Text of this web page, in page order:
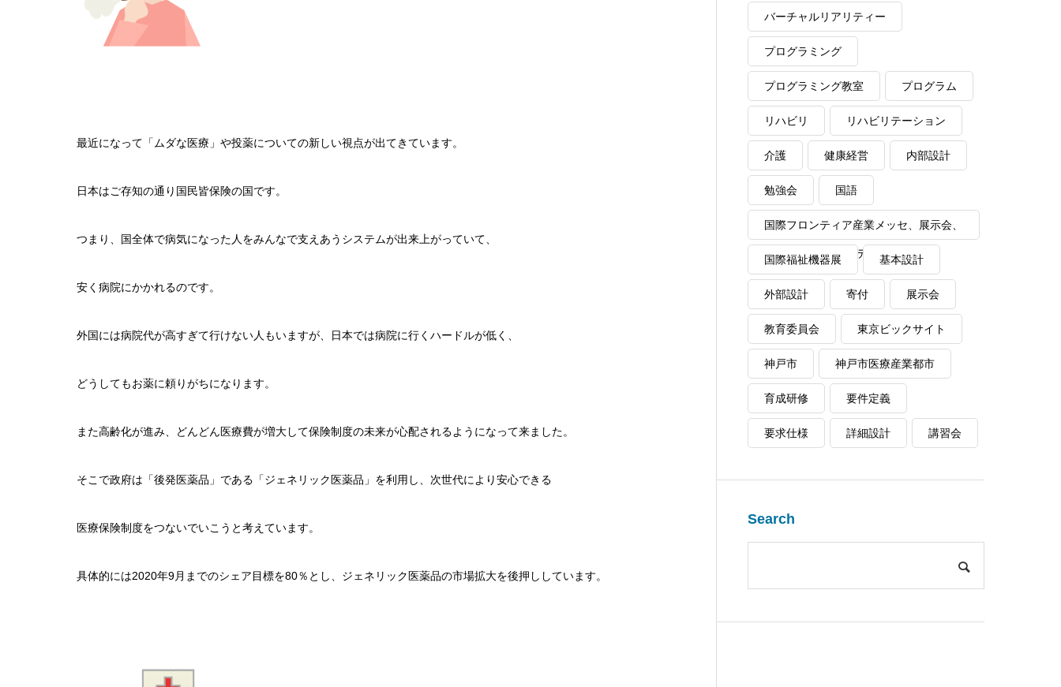
最近になって「ムダな医療」や投薬についての新しい視点が出てきています。
日本はご存知の通り国民皆保険の国です。
つまり、国全体で病気になった人をみんなで支えあうシステムが出来上がっていて、
安く病院にかかれるのです。
外国には病院代が高すぎて行けない人もいますが、日本では病院に行くハードルが低く、
どうしてもお薬に頼りがちになります。
また高齢化が進み、どんどん医療費が増大して保険制度の未来が心配されるようになって来ました。
そこで政府は「後発医薬品」である「ジェネリック医薬品」を利用し、次世代により安心できる
医療保険制度をつないでいこうと考えています。
具体的には2020年9月までのシェア目標を80％とし、ジェネリック医薬品の市場拡大を後押ししています。
バーチャルリアリティー
プログラミング
プログラミング教室 プログラム
リハビリ リハビリテーション
介護 健康経営 内部設計
勉強会 国語
国際フロンティア産業メッセ、展示会、
VR、ワイドソフトデザイン
国際福祉機器展 基本設計
外部設計 寄付 展示会
教育委員会 東京ビックサイト
神戸市 神戸市医療産業都市
育成研修 要件定義
要求仕様 詳細設計 講習会
Search